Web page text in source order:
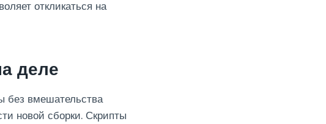
откликаться на
деле
без вмешательства
новой сборки. Скрипты